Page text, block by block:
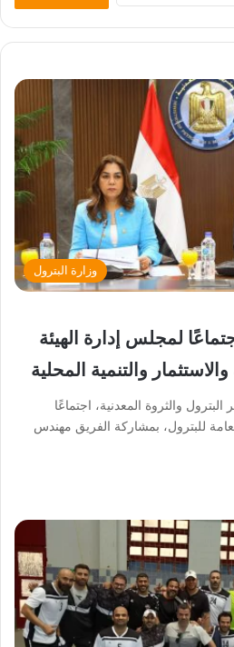
وزارة البترول
لمجلس إدارة الهيئة
والتنمية المحلية
والثروة المعدنية، اجتماعًا
للبترول، بمشاركة الفريق مهندس